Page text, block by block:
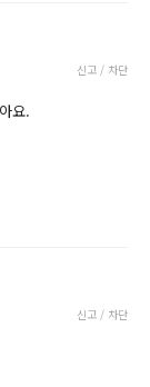
신고 / 차단
요.
신고 / 차단